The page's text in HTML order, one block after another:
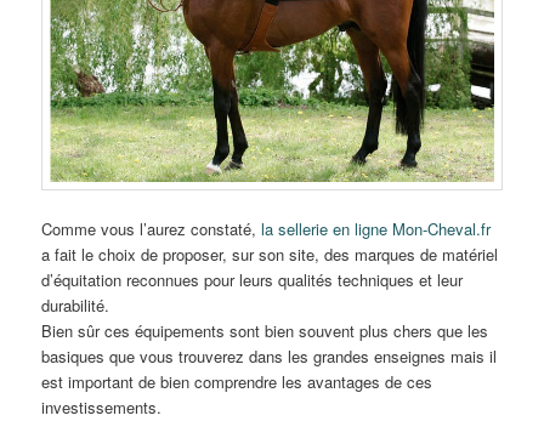
Comme vous l’aurez constaté,la sellerie en ligne Mon-Cheval.fr
a fait le choix de proposer, sur son site, des marques de matériel
d’équitation reconnues pour leurs qualités techniques et leur
durabilité.
Bien sûr ces équipements sont bien souvent plus chers que les
basiques que vous trouverez dans les grandes enseignes mais il
est important de bien comprendre les avantages de ces
investissements.